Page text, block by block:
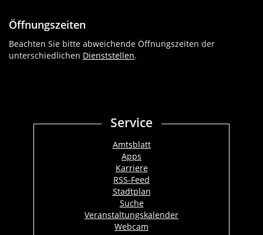
Öffnungszeiten
Beachten Sie bitte abweichende Öffnungszeiten der
unterschiedlichen Dienststellen.
Service
Amtsblatt
Apps
Karriere
RSS-Feed
Stadtplan
Suche
Veranstaltungskalender
Webcam